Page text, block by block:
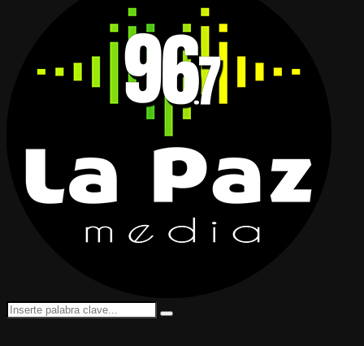
Search
for:
Search